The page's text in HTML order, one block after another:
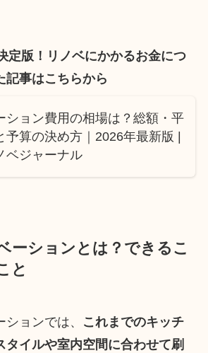
定版！リノベにかかるお金につ
記事はこちらから
ション費用の相場は？総額・平
予算の決め方｜2026年最新版 |
ベジャーナル
ーションとは？できるこ
と
ョンでは、
これまでのキッチ
タイルや室内空間に合わせて刷